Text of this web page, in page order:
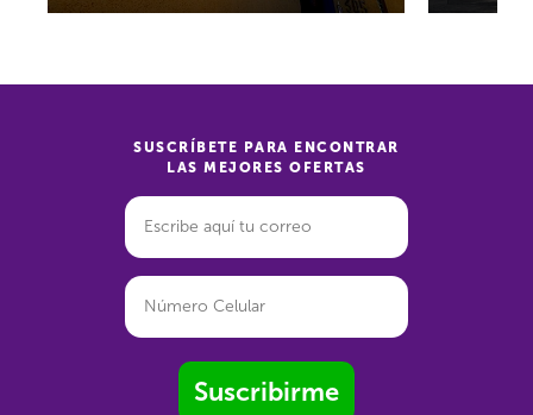
SUSCRÍBETE PARA ENCONTRAR
LAS MEJORES OFERTAS
Suscribirme